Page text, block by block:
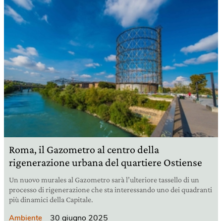
Roma, il Gazometro al centro della
rigenerazione urbana del quartiere Ostiense
Un nuovo murales al Gazometro sarà l’ulteriore tassello di un
processo di rigenerazione che sta interessando uno dei quadranti
più dinamici della Capitale.
Ambiente 30 giugno 2025